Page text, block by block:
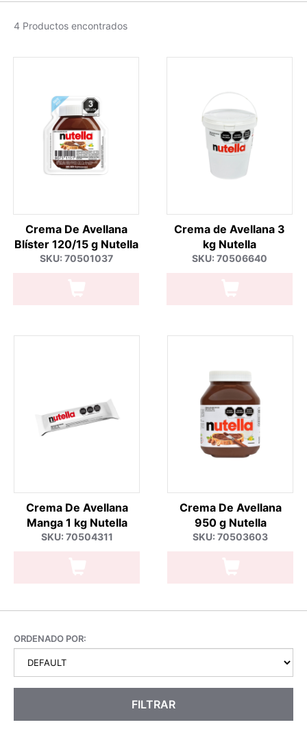
4 Productos encontrados
Crema De Avellana
Blíster 120/15 g Nutella
SKU: 70501037
Crema de Avellana 3
kg Nutella
SKU: 70506640
Crema De Avellana
Manga 1 kg Nutella
SKU: 70504311
Crema De Avellana
950 g Nutella
SKU: 70503603
ORDENADO POR:
FILTRAR